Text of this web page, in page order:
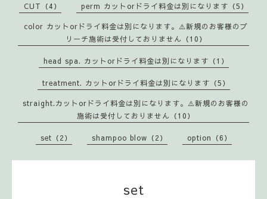
CUT（4） perm カットorドライ料金は別になります（5）
color カットorドライ料金は別になります。⚠️新規のお客様のブ
リーチ施術は受付しておりません（10）
head spa. カットorドライ料金は別になります（1）
treatment. カットorドライ料金は別になります（5）
straight.カットorドライ料金は別になります。⚠️新規のお客様の
施術は受付しておりません（10）
set（2） shampoo blow（2） option（6）
set